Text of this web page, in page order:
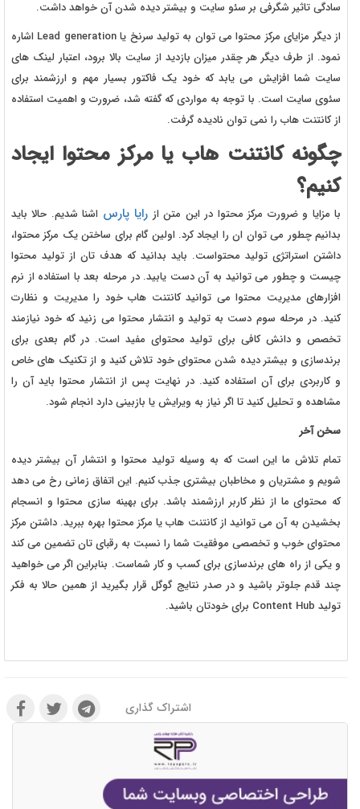
سادگی تاثیر شگرفی بر سئو سایت و بیشتر دیده شدن آن خواهد داشت.
از دیگر مزایای مرکز محتوا می توان به تولید سرنخ یا Lead generation اشاره
نمود. از طرف دیگر هر چقدر میزان بازدید از سایت بالا برود، اعتبار لینک های
سایت شما افزایش می یابد که خود یک فاکتور بسیار مهم و ارزشمند برای
سئوی سایت است. با توجه به مواردی که گفته شد، ضرورت و اهمیت استفاده
از کانتنت هاب را نمی توان نادیده گرفت.
چگونه کانتنت هاب یا مرکز محتوا ایجاد
کنیم؟
با مزایا و ضرورت مرکز محتوا در این متن از رایا پارس اشنا شدیم. حالا باید
بدانیم چطور می توان ان را ایجاد کرد. اولین گام برای ساختن یک مرکز محتوا،
داشتن استراتژی تولید محتواست. باید بدانید که هدف تان از تولید محتوا
چیست و چطور می توانید به آن دست یابید. در مرحله بعد با استفاده از نرم
افزارهای مدیریت محتوا می توانید کانتنت هاب خود را مدیریت و نظارت
کنید. در مرحله سوم دست به تولید و انتشار محتوا می زنید که خود نیازمند
تخصص و دانش کافی برای تولید محتوای مفید است. در گام بعدی برای
برندسازی و بیشتر دیده شدن محتوای خود تلاش کنید و از تکنیک های خاص
و کاربردی برای آن استفاده کنید. در نهایت پس از انتشار محتوا باید آن را
مشاهده و تحلیل کنید تا اگر نیاز به ویرایش یا بازبینی دارد انجام شود.
سخن آخر
تمام تلاش ما این است که به وسیله تولید محتوا و انتشار آن بیشتر دیده
شویم و مشتریان و مخاطبان بیشتری جذب کنیم. این اتفاق زمانی رخ می دهد
که محتوای ما از نظر کاربر ارزشمند باشد. برای بهینه سازی محتوا و انسجام
بخشیدن به آن می توانید از کانتنت هاب یا مرکز محتوا بهره ببرید. داشتن مرکز
محتوای خوب و تخصصی موفقیت شما را نسبت به رقبای تان تضمین می کند
و یکی از راه های برندسازی برای کسب و کار شماست. بنابراین اگر می خواهید
چند قدم جلوتر باشید و در صدر نتایج گوگل قرار بگیرید از همین حالا به فکر
تولید Content Hub برای خودتان باشید.
اشتراک گذاری